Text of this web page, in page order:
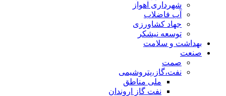
شهرداری اهواز
آب فاضلاب
جهاد کشاورزی
توسعه نیشکر
بهداشت و سلامت
صنعت
صمت
نفت،گاز،پتروشیمی
ملی مناطق
نفت گاز اروندان